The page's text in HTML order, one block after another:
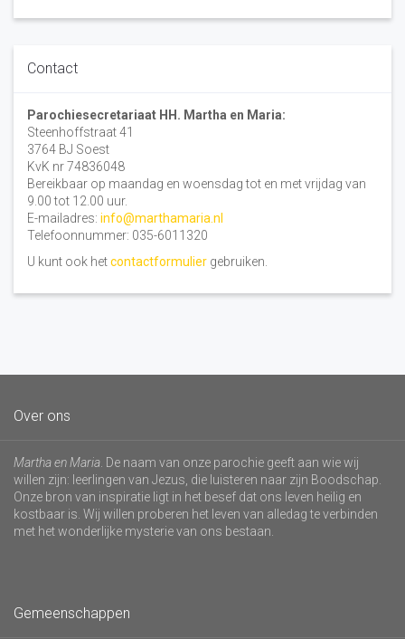
Contact
Parochiesecretariaat HH. Martha en Maria:
Steenhoffstraat 41
3764 BJ Soest
KvK nr 74836048
Bereikbaar op maandag en woensdag tot en met vrijdag van
9.00 tot 12.00 uur.
E-mailadres: info@marthamaria.nl
Telefoonnummer: 035-6011320
U kunt ook hetcontactformulier gebruiken.
Over ons
Martha en Maria . De naam van onze parochie geeft aan wie wij
willen zijn: leerlingen van Jezus, die luisteren naar zijn Boodschap.
Onze bron van inspiratie ligt in het besef dat ons leven heilig en
kostbaar is. Wij willen proberen het leven van alledag te verbinden
met het wonderlijke mysterie van ons bestaan.
Gemeenschappen